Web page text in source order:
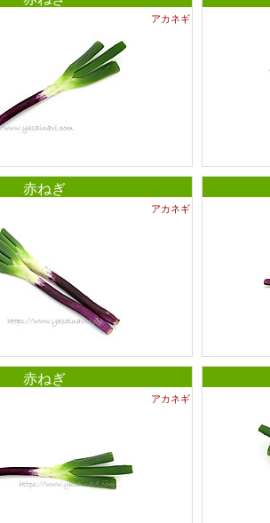
アカネギ
赤ねぎ
アカネギ
赤ねぎ
アカネギ